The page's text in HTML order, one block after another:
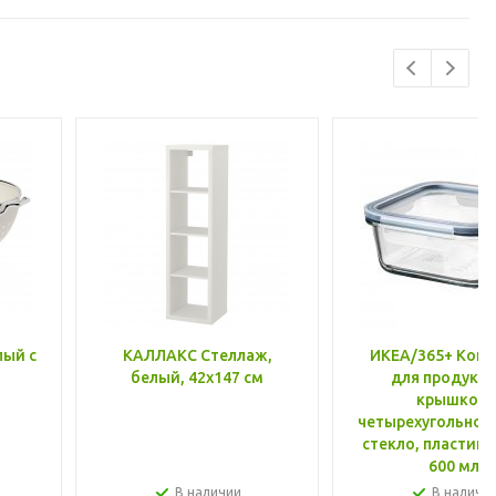
с
КАЛЛАКС Стеллаж,
белый, 42x147 см
В наличии
ИКЕА/365+
для
крышкой,
стекло, пластик
600 мл
В